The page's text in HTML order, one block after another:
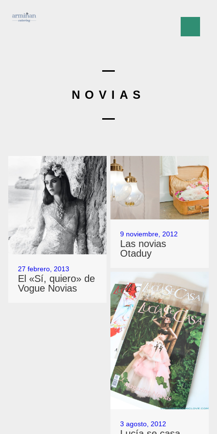
NOVIAS
27 febrero, 2013
El «Sí, quiero» de
Vogue Novias
9 noviembre, 2012
Las novias
Otaduy
3 agosto, 2012